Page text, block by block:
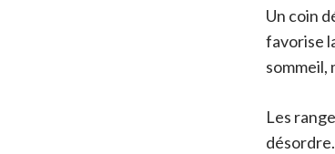
Un coin
favorise
sommeil,
Les